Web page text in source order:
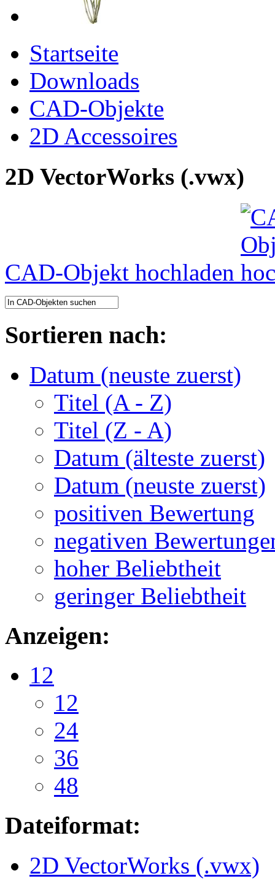
Startseite
Downloads
CAD-Objekte
2D Accessoires
2D VectorWorks (.vwx)
CAD-Objekt hochladen
Sortieren nach:
Datum (neuste zuerst)
Titel (A - Z)
Titel (Z - A)
Datum (älteste zuerst)
Datum (neuste zuerst)
positiven Bewertung
negativen
hoher Beliebtheit
geringer Beliebtheit
Anzeigen:
12
12
24
36
48
Dateiformat:
2D VectorWorks (.vwx)